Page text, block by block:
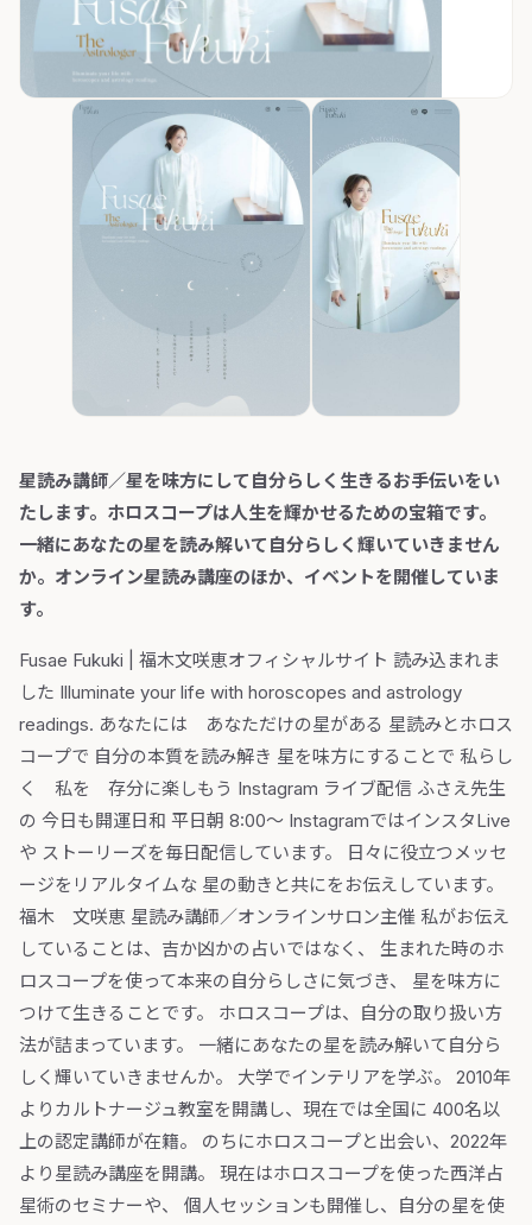
星読み講師／星を味方にして自分らしく生きるお手伝いをい
たします。ホロスコープは人生を輝かせるための宝箱です。
一緒にあなたの星を読み解いて自分らしく輝いていきません
か。オンライン星読み講座のほか、イベントを開催していま
す。
Fusae Fukuki | 福木文咲恵オフィシャルサイト 読み込まれま
した Illuminate your life with horoscopes and astrology
readings. あなたには あなただけの星がある 星読みとホロス
コープで 自分の本質を読み解き 星を味方にすることで 私らし
く 私を 存分に楽しもう Instagram ライブ配信 ふさえ先生
の 今日も開運日和 平日朝 8:00〜 InstagramではインスタLive
や ストーリーズを毎日配信しています。 日々に役立つメッセ
ージをリアルタイムな 星の動きと共にをお伝えしています。
福木 文咲恵 星読み講師／オンラインサロン主催 私がお伝え
していることは、吉か凶かの占いではなく、 生まれた時のホ
ロスコープを使って本来の自分らしさに気づき、 星を味方に
つけて生きることです。 ホロスコープは、自分の取り扱い方
法が詰まっています。 一緒にあなたの星を読み解いて自分ら
しく輝いていきませんか。 大学でインテリアを学ぶ。 2010年
よりカルトナージュ教室を開講し、現在では全国に 400名以
上の認定講師が在籍。 のちにホロスコープと出会い、2022年
より星読み講座を開講。 現在はホロスコープを使った西洋占
星術のセミナーや、 個人セッションも開催し、自分の星を使